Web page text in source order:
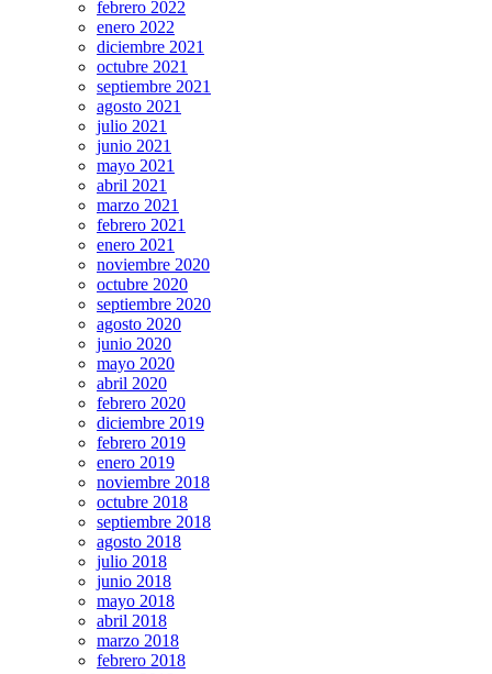
febrero 2022
enero 2022
diciembre 2021
octubre 2021
septiembre 2021
agosto 2021
julio 2021
junio 2021
mayo 2021
abril 2021
marzo 2021
febrero 2021
enero 2021
noviembre 2020
octubre 2020
septiembre 2020
agosto 2020
junio 2020
mayo 2020
abril 2020
febrero 2020
diciembre 2019
febrero 2019
enero 2019
noviembre 2018
octubre 2018
septiembre 2018
agosto 2018
julio 2018
junio 2018
mayo 2018
abril 2018
marzo 2018
febrero 2018